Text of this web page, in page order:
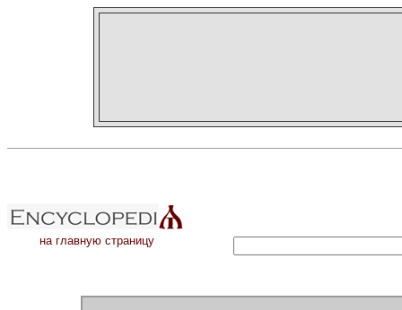
на главную страницу